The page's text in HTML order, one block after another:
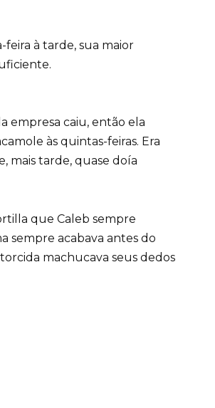
à tarde, sua maior
empresa caiu, então ela
às quintas-feiras. Era
mais tarde, quase doía
que Caleb sempre
sempre acabava antes do
machucava seus dedos